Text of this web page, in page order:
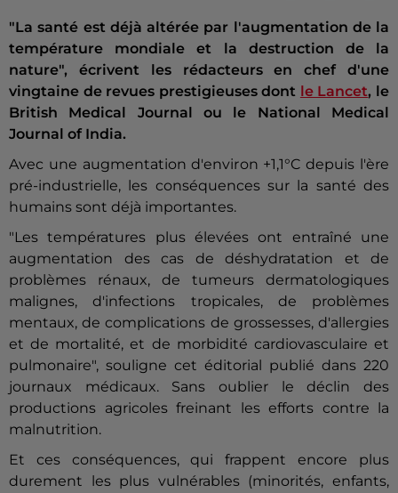
"La santé est déjà altérée par l'augmentation de la
température mondiale et la destruction de la
nature", écrivent les rédacteurs en chef d'une
vingtaine de revues prestigieuses dont le Lancet, le
British Medical Journal ou le National Medical
Journal of India.
Avec une augmentation d'environ +1,1°C depuis l'ère
pré-industrielle, les conséquences sur la santé des
humains sont déjà importantes.
"Les températures plus élevées ont entraîné une
augmentation des cas de déshydratation et de
problèmes rénaux, de tumeurs dermatologiques
malignes, d'infections tropicales, de problèmes
mentaux, de complications de grossesses, d'allergies
et de mortalité, et de morbidité cardiovasculaire et
pulmonaire", souligne cet éditorial publié dans 220
journaux médicaux. Sans oublier le déclin des
productions agricoles freinant les efforts contre la
malnutrition.
Et ces conséquences, qui frappent encore plus
durement les plus vulnérables (minorités, enfants,